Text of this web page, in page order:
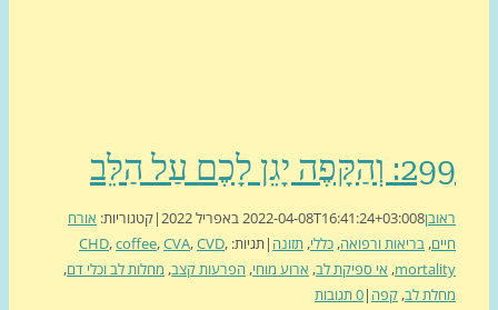
2022-04-08T16:41:24+03:00
|קטגוריות:אורח
בריאות ורפואה,כללי,תזונה|תגיות: CHD,coffee,CVA,CVD,
,אי ספיקת לב ,ארוע מוחי ,הפרעות קצב,מחלות לב וכלי דם,
קפה|0 תגובות